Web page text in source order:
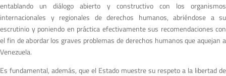
entablando un diálogo abierto y constructivo con los organismos
internacionales y regionales de derechos humanos, abriéndose a su
escrutinio y poniendo en práctica efectivamente sus recomendaciones con
el fin de abordar los graves problemas de derechos humanos que aquejan a
Venezuela.
Es fundamental, además, que el Estado muestre su respeto a la libertad de